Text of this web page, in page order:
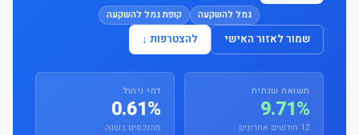
גמל להשקעה קופת גמל להשקעה
שמור לאזור האישי להצטרפות ↓
תשואה שנתית
9.71%
12 חודשים אחרונים
דמי ניהול
0.61%
מהנכסים בשנה